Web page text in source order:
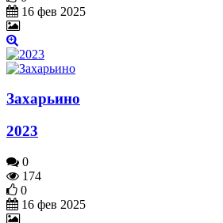
16 фев 2025
Захарьино
2023
0
174
0
16 фев 2025